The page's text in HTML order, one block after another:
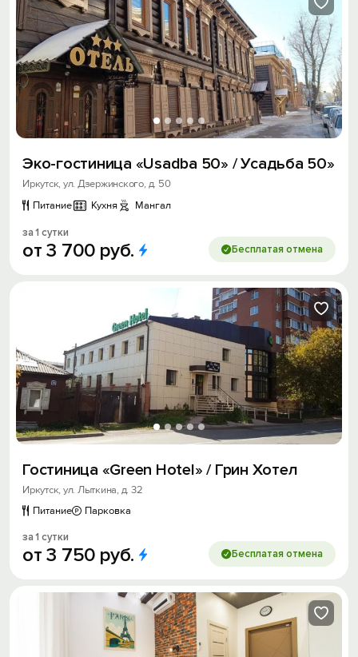
Эко-гостиница «Usadba 50» / Усадьба 50»
Иркутск, ул. Дзержинского, д. 50
Питание
Кухня Мангал
за 1 сутки
от3 700 руб. Бесплатая отмена
Гостиница «Green Hotel» / Грин Хотел
Иркутск, ул. Лыткина, д. 32
Питание
Парковка
за 1 сутки
от3 750 руб. Бесплатая отмена